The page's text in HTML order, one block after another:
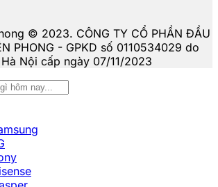
© 2023. CÔNG TY CỔ PHẦN ĐẦU
PHONG - GPKD số 0110534029 do
Nội cấp ngày 07/11/2023